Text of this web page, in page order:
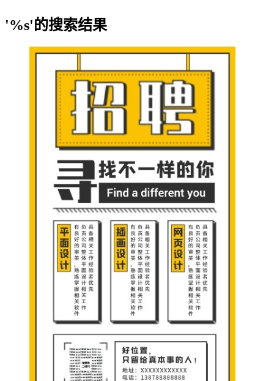
'%s'的搜索结果